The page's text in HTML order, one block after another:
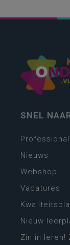
SNEL
Nieuws
Webshop
Vacatures
Nieuw
Zin in leren!